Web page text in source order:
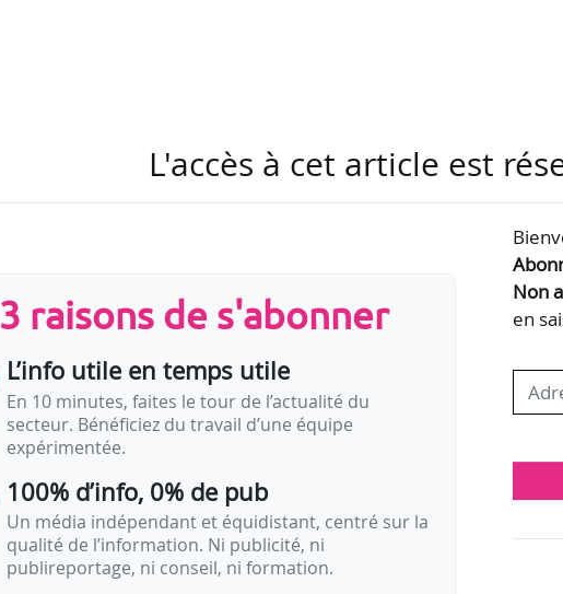
L'accès à cet article est
3 raisons de s'abonner
L’info utile en temps utile
En 10 minutes, faites le tour de l’actualité du
secteur. Bénéficiez du travail d’une équipe
expérimentée.
100% d’info, 0% de pub
Un média indépendant et équidistant, centré sur la
qualité de l’information. Ni publicité, ni
publireportage, ni conseil, ni formation.
Non
en